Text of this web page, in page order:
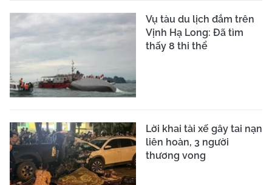
Vụ tàu du lịch đắm trên
Vịnh Hạ Long: Đã tìm
thấy 8 thi thể
Lời khai tài xế gây tai nạn
liên hoàn, 3 người
thương vong